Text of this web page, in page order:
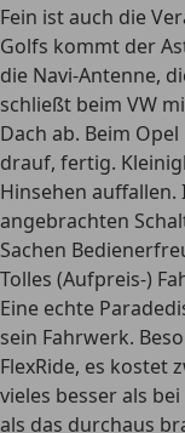
Fein ist auch die
Golfs kommt der
die Navi-Antenne,
schließt beim VW
Dach ab. Beim
drauf, fertig.
Hinsehen
angebrachten
Sachen
Tolles (Aufpreis-)
Eine echte
sein Fahrwerk.
FlexRide, es kostet
vieles besser als
als das durchaus